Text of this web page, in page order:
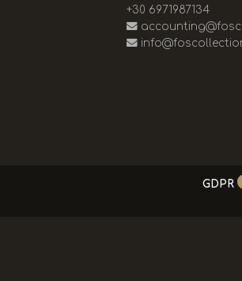
+30 6971987134
GDPR